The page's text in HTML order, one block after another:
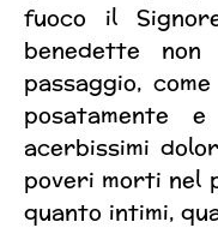
fuoco il
benedette
passaggio,
posatamente
acerbissimi
poveri morti nel
quanto intimi,